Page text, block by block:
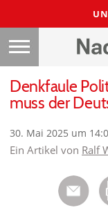
Denkfaule
muss der
30. Mai 2025 um
Ein Artikel von Ralf